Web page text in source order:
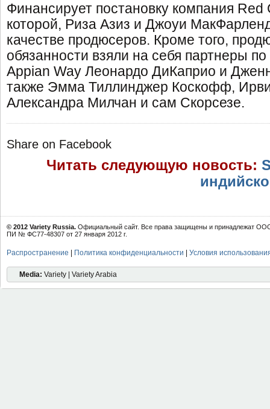
Финансирует постановку компания
которой, Риза Азиз и Джоуи
качестве продюсеров. Кроме того,
обязанности взяли на себя партнеры
Appian Way Леонардо ДиКаприо и
также Эмма Тиллинджер Коскофф,
Александра Милчан и сам Скорсезе.
Share on Facebook
Читать следующую новость:
© 2012 Variety Russia. Официальный сайт. Все права защищены и принадлежат
ПИ № ФС77-48307 от 27 января 2012 г.
Распространение Политика конфиденциальности Условия
Media: Variety | Variety Arabia